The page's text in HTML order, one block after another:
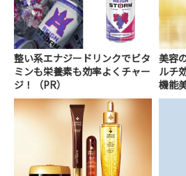
整い系エナジードリンクでビタ
ミンも栄養素も効率よくチャー
ジ！（PR）
美容
ルチ
機能